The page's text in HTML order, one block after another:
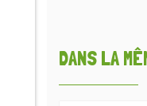
DANS LA